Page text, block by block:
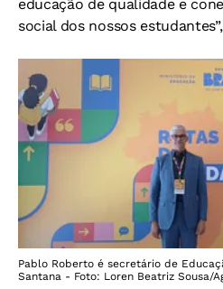
educação de qualidade e
social dos nossos
Pablo Roberto é secretário de
Santana - Foto: Loren Beatriz Sousa/